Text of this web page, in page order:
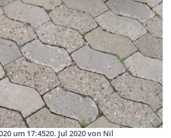
um 17:4520. Jul 2020von Nil